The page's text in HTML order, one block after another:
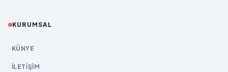
KURUMSAL
KÜNYE
İLETIŞIM